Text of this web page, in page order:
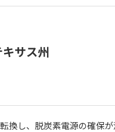
サス州
換し、脱炭素電源の確保